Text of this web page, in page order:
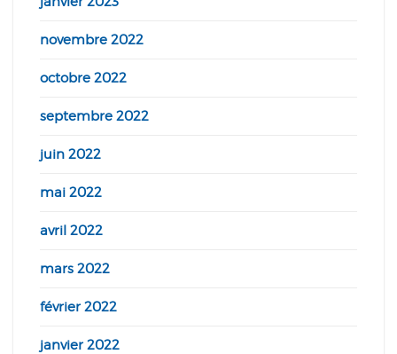
novembre 2022
octobre 2022
septembre 2022
juin 2022
mai 2022
avril 2022
mars 2022
février 2022
janvier 2022